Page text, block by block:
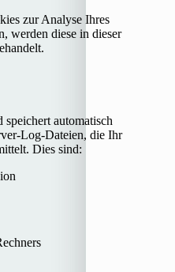
zur Analyse Ihres
werden diese in dieser
automatisch
Log-Dateien, die Ihr
Dies sind: